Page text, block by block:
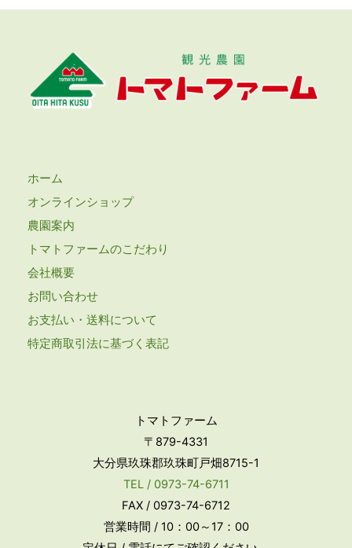
ホーム
オンラインショップ
農園案内
トマトファームのこだわり
会社概要
お問い合わせ
お支払い・送料について
特定商取引法に基づく表記
トマトファーム
〒879-4331
大分県玖珠郡玖珠町戸畑8715-1
TEL / 0973-74-6711
FAX / 0973-74-6712
営業時間 / 10：00～17：00